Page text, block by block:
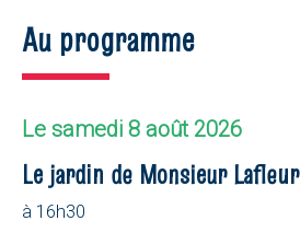
Au programme
Le samedi 8 août 2026
Le jardin de Monsieur Lafleur
à 16h30